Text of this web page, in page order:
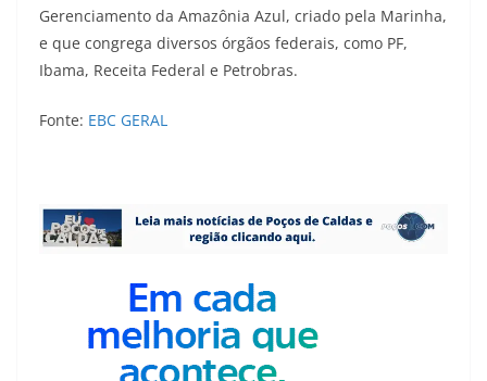
Gerenciamento da Amazônia Azul, criado pela Marinha,
e que congrega diversos órgãos federais, como PF,
Ibama, Receita Federal e Petrobras.
Fonte: EBC GERAL